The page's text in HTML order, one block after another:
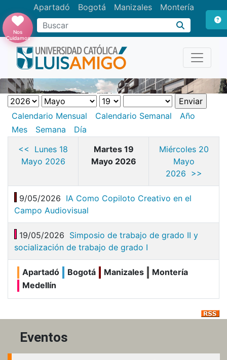
Apartadó Bogotá Manizales Montería
Buscar
Nos
Cuidamos
Calendario Mensual Calendario Semanal
Año
Mes
Semana
Día
<< Lunes 18
Mayo 2026
Martes 19
Mayo 2026
Miércoles 20
Mayo
2026 >>
9/05/2026 IA Como Copiloto Creativo en el
Campo Audiovisual
19/05/2026 Simposio de trabajo de grado II y
socialización de trabajo de grado I
Apartadó Bogotá Manizales
Montería
Medellín
Eventos